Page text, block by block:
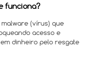
funciona?
(vírus) que
acesso e
dinheiro pelo resgate